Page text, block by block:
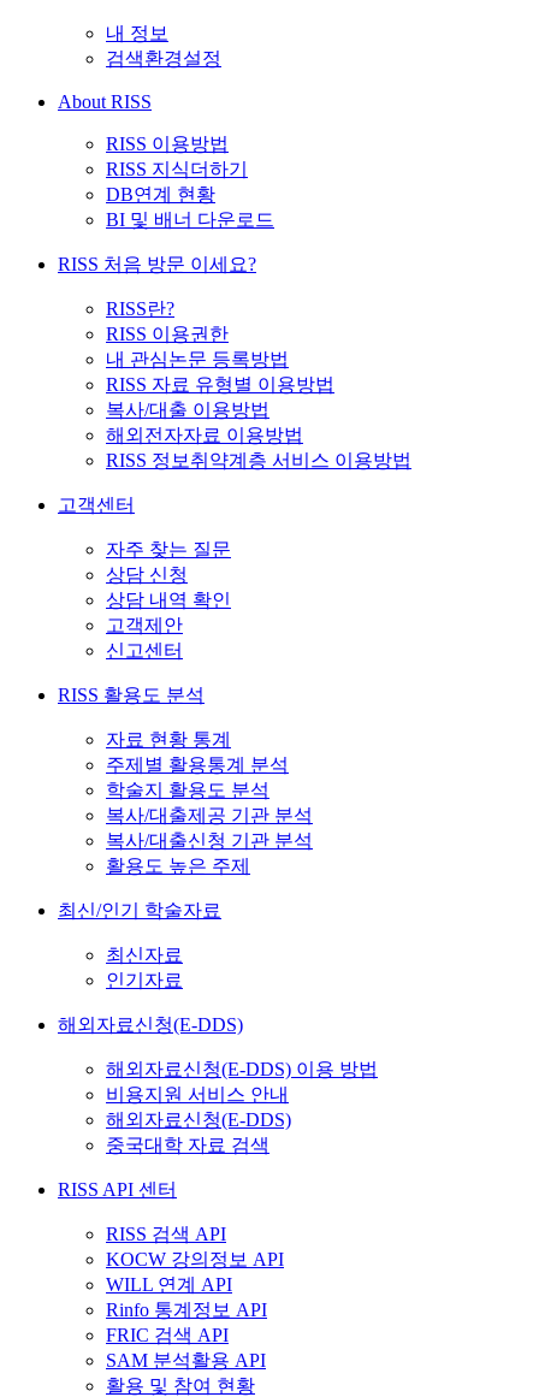
내 정보
검색환경설정
About RISS
RISS 이용방법
RISS 지식더하기
DB연계 현황
BI 및 배너 다운로드
RISS 처음 방문 이세요?
RISS란?
RISS 이용권한
내 관심논문 등록방법
RISS 자료 유형별 이용방법
복사/대출 이용방법
해외전자자료 이용방법
RISS 정보취약계층 서비스 이용방법
고객센터
자주 찾는 질문
상담 신청
상담 내역 확인
고객제안
신고센터
RISS 활용도 분석
자료 현황 통계
주제별 활용통계 분석
학술지 활용도 분석
복사/대출제공 기관 분석
복사/대출신청 기관 분석
활용도 높은 주제
최신/인기 학술자료
최신자료
인기자료
해외자료신청(E-DDS)
해외자료신청(E-DDS) 이용 방법
비용지원 서비스 안내
해외자료신청(E-DDS)
중국대학 자료 검색
RISS API 센터
RISS 검색 API
KOCW 강의정보 API
WILL 연계 API
Rinfo 통계정보 API
FRIC 검색 API
SAM 분석활용 API
활용 및 참여 현황